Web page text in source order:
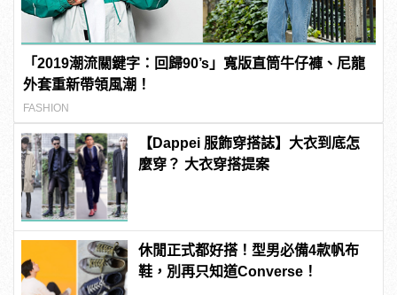
「2019潮流關鍵字：回歸90’s」寬版直筒牛仔褲、尼龍
外套重新帶領風潮！
FASHION
【Dappei 服飾穿搭誌】大衣到底怎
麼穿？ 大衣穿搭提案
休閒正式都好搭！型男必備4款帆布
鞋，別再只知道Converse！